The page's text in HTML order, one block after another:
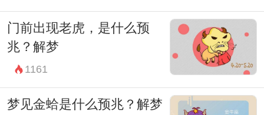
门前出现老虎，是什么预
兆？解梦
1161
梦见金蛤是什么预兆？解梦